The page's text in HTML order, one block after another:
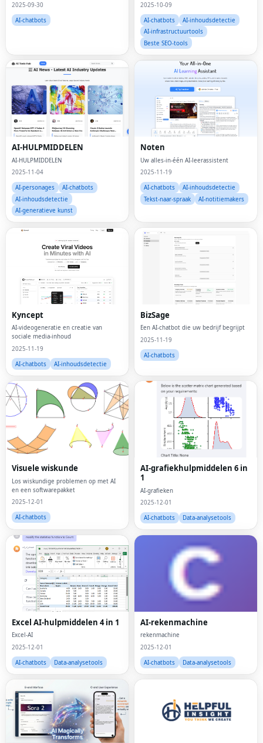
2025-09-30
AI-chatbots
2025-10-09
AI-chatbots
AI-inhoudsdetectie
AI-infrastructuurtools
Beste SEO-tools
AI-HULPMIDDELEN
AI-HULPMIDDELEN
2025-11-04
AI-personages
AI-chatbots
AI-inhoudsdetectie
AI-generatieve kunst
Noten
Uw alles-in-één AI-leerassistent
2025-11-19
AI-chatbots
AI-inhoudsdetectie
Tekst-naar-spraak
AI-notitiemakers
Kyncept
AI-videogeneratie en creatie van
sociale media-inhoud
2025-11-19
AI-chatbots
AI-inhoudsdetectie
BizSage
Een AI-chatbot die uw bedrijf begrijpt
2025-11-19
AI-chatbots
Visuele wiskunde
Los wiskundige problemen op met AI
en een softwarepakket
2025-12-01
AI-chatbots
AI-grafiekhulpmiddelen 6 in
1
AI-grafieken
2025-12-01
AI-chatbots
Data-analysetools
Excel AI-hulpmiddelen 4 in 1
Excel-AI
2025-12-01
AI-chatbots
Data-analysetools
AI-rekenmachine
rekenmachine
2025-12-01
AI-chatbots
Data-analysetools